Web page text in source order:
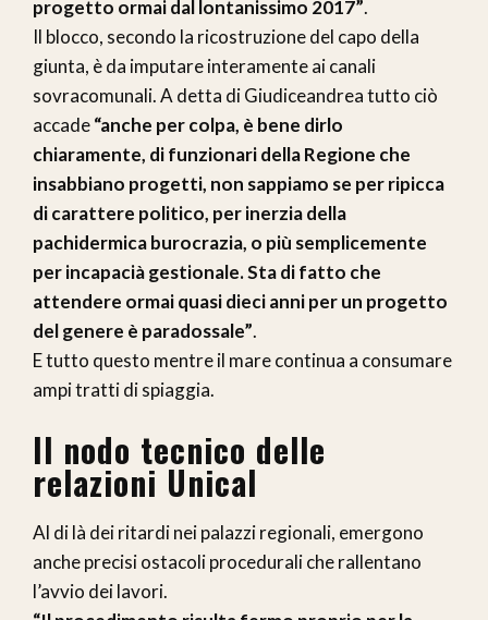
progetto ormai dal lontanissimo 2017”.
Il blocco, secondo la ricostruzione del capo della
giunta, è da imputare interamente ai canali
sovracomunali. A detta di Giudiceandrea tutto ciò
accade“anche per colpa, è bene dirlo
chiaramente, di funzionari della Regione che
insabbiano progetti, non sappiamo se per ripicca
di carattere politico, per inerzia della
pachidermica burocrazia, o più semplicemente
per incapacià gestionale. Sta di fatto che
attendere ormai quasi dieci anni per un progetto
del genere è paradossale”.
E tutto questo mentre il mare continua a consumare
ampi tratti di spiaggia.
Il nodo tecnico delle
relazioni Unical
Al di là dei ritardi nei palazzi regionali, emergono
anche precisi ostacoli procedurali che rallentano
l’avvio dei lavori.